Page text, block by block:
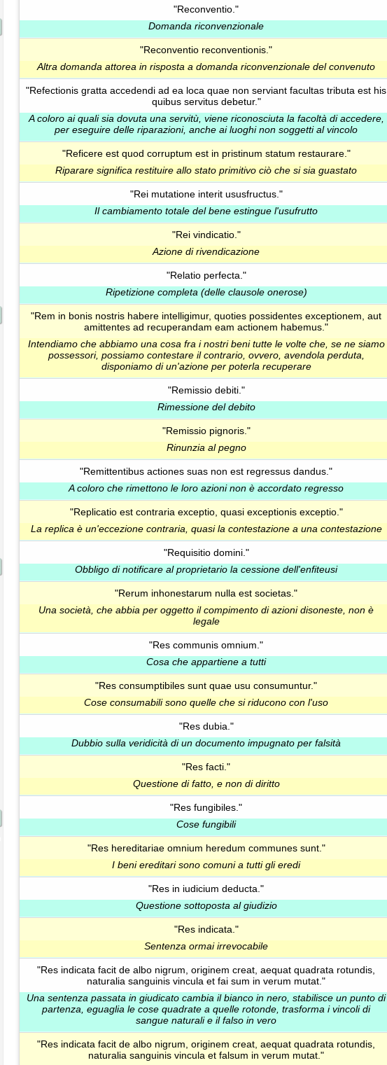
"Reconventio."
Domanda riconvenzionale
"Reconventio reconventionis."
Altra domanda attorea in risposta a domanda riconvenzionale del convenuto
"Refectionis gratta accedendi ad ea loca quae non serviant facultas tributa est his
quibus servitus debetur."
A coloro ai quali sia dovuta una servitù, viene riconosciuta la facoltà di accedere,
per eseguire delle riparazioni, anche ai luoghi non soggetti al vincolo
"Reficere est quod corruptum est in pristinum statum restaurare."
Riparare significa restituire allo stato primitivo ciò che si sia guastato
"Rei mutatione interit ususfructus."
Il cambiamento totale del bene estingue l'usufrutto
"Rei vindicatio."
Azione di rivendicazione
"Relatio perfecta."
Ripetizione completa (delle clausole onerose)
"Rem in bonis nostris habere intelligimur, quoties possidentes exceptionem, aut
amittentes ad recuperandam eam actionem habemus."
Intendiamo che abbiamo una cosa fra i nostri beni tutte le volte che, se ne siamo
possessori, possiamo contestare il contrario, ovvero, avendola perduta,
disponiamo di un'azione per poterla recuperare
"Remissio debiti."
Rimessione del debito
"Remissio pignoris."
Rinunzia al pegno
"Remittentibus actiones suas non est regressus dandus."
A coloro che rimettono le loro azioni non è accordato regresso
"Replicatio est contraria exceptio, quasi exceptionis exceptio."
La replica è un'eccezione contraria, quasi la contestazione a una contestazione
"Requisitio domini."
Obbligo di notificare al proprietario la cessione dell'enfiteusi
"Rerum inhonestarum nulla est societas."
Una società, che abbia per oggetto il compimento di azioni disoneste, non è
legale
"Res communis omnium."
Cosa che appartiene a tutti
"Res consumptibiles sunt quae usu consumuntur."
Cose consumabili sono quelle che si riducono con l'uso
"Res dubia."
Dubbio sulla veridicità di un documento impugnato per falsità
"Res facti."
Questione di fatto, e non di diritto
"Res fungibiles."
Cose fungibili
"Res hereditariae omnium heredum communes sunt."
I beni ereditari sono comuni a tutti gli eredi
"Res in iudicium deducta."
Questione sottoposta al giudizio
"Res indicata."
Sentenza ormai irrevocabile
"Res indicata facit de albo nigrum, originem creat, aequat quadrata rotundis,
naturalia sanguinis vincula et fai sum in verum mutat."
Una sentenza passata in giudicato cambia il bianco in nero, stabilisce un punto di
partenza, eguaglia le cose quadrate a quelle rotonde, trasforma i vincoli di
sangue naturali e il falso in vero
"Res indicata facit de albo nigrum, originem creat, aequat quadrata rotundis,
naturalia sanguinis vincula et falsum in verum mutat."